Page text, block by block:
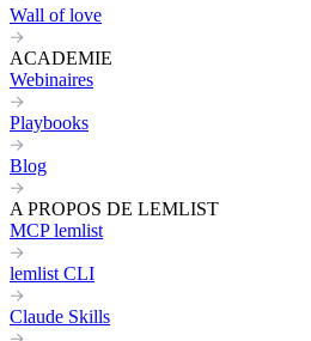
Wall of love
ACADEMIE
Webinaires
Playbooks
Blog
A PROPOS DE LEMLIST
MCP lemlist
lemlist CLI
Claude Skills